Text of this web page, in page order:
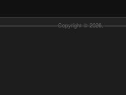
Copyright © 2026,